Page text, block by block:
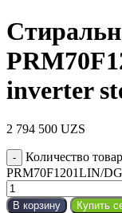
inverter
2 794 500 UZS
Количество
PRM70F1201LIN/DG
В корзину Купить